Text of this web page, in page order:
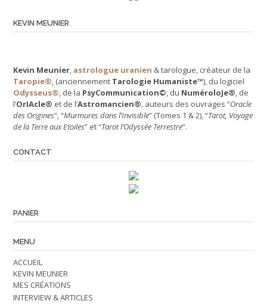
KEVIN MEUNIER
Kevin Meunier, astrologue uranien & tarologue, créateur de la
Taropie®, (anciennement Tarologie Humaniste™), du logiciel
Odysseus®, de la PsyCommunication©, du NuméroloJe®, de
l’OrIAcle® et de l’Astromancien®, auteurs des ouvrages “Oracle
des Origines“, “Murmures dans l’Invisible” (Tomes 1 & 2), “Tarot, Voyage
de la Terre aux Etoiles” et “Tarot l’Odyssée Terrestre“.
CONTACT
PANIER
MENU
ACCUEIL
KEVIN MEUNIER
MES CRÉATIONS
INTERVIEW & ARTICLES